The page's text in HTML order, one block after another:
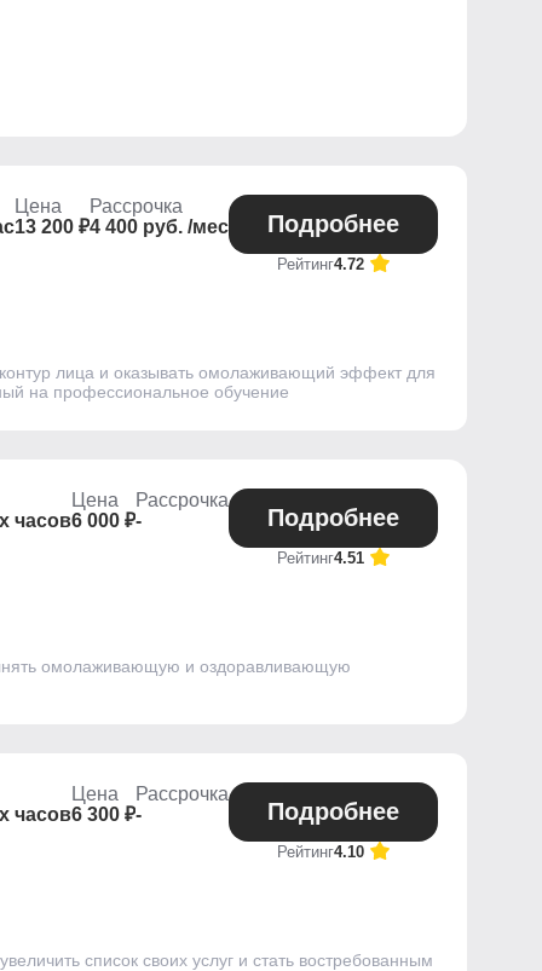
Цена
13 200 ₽
Рассрочка
4 400 руб. /мес
Подробнее
Рейтинг4.72
лица и оказывать омолаживающий эффект для
на профессиональное обучение
часов
Цена
6 000 ₽
Рассрочка
-
Подробнее
Рейтинг4.51
омолаживающую и оздоравливающую
часов
Цена
6 300 ₽
Рассрочка
-
Подробнее
Рейтинг4.10
список своих услуг и стать востребованным